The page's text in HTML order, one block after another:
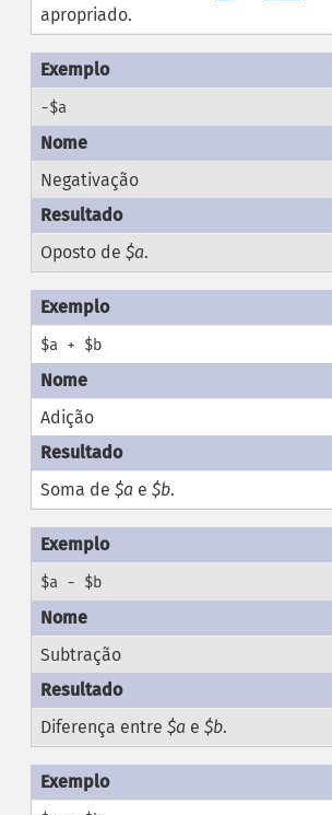
apropriado.
-$a
Negativação
Oposto de $a.
$a + $b
Adição
Soma de $a e $b.
$a - $b
Subtração
Diferença entre $a e $b.